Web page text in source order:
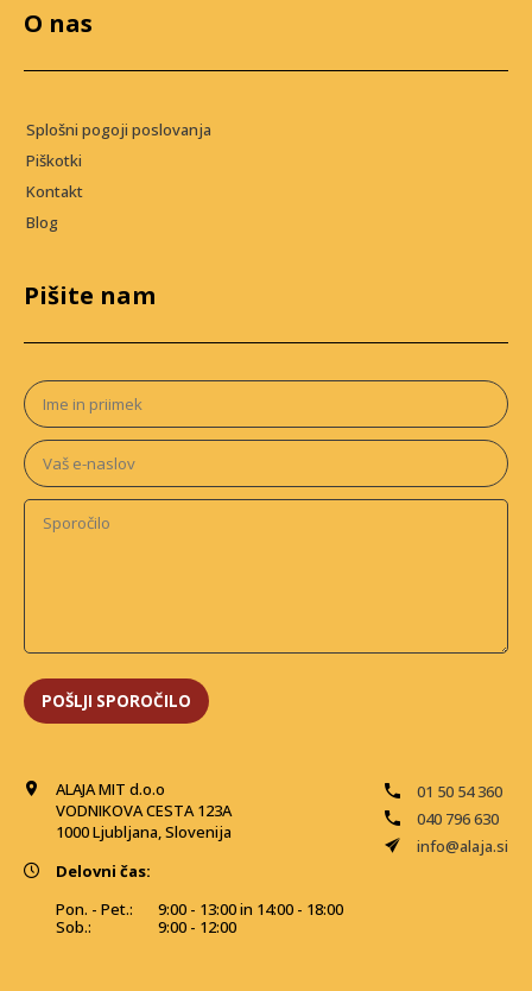
ALAJA MIT d.o.o
VODNIKOVA CESTA 123A
1000 Ljubljana, Slovenija
01 50 54 360
040 796 630
info@alaja.si
Delovni čas:
Pon. - Pet.:
Sob.:
9:00 - 13:00 in 14:00 - 18:00
9:00 - 12:00
O nas
Splošni pogoji poslovanja
Piškotki
Kontakt
Blog
Pišite nam